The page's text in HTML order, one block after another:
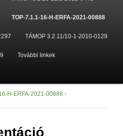
TOP-7.1.1-16-H-ERFA-2021-00888
TÁMOP 3.2.11/10-1-2010-0129
További linkek
H-ERFA-2021-00888 ›